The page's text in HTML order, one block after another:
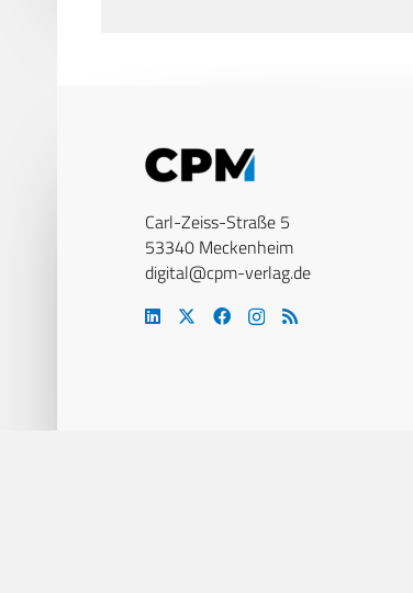
Carl-Zeiss-Straße 5
53340 Meckenheim
digital@cpm-verlag.de